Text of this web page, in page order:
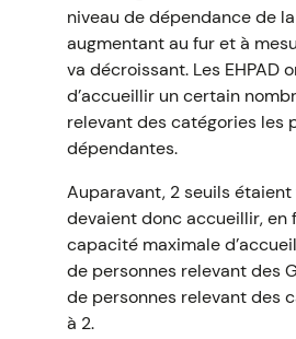
niveau de dépendance de
augmentant au fur et à
va décroissant. Les EHPAD
d’accueillir un certain
relevant des catégories les
dépendantes.
Auparavant, 2 seuils étaient
devaient donc accueillir, en
capacité maximale
de personnes relevant des
de personnes relevant des
à 2.